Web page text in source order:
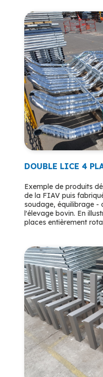
DOUBLE LICE 4
Exemple de produits
de la FIAV puis
soudage, équilibrage -
l'élevage bovin. En
places entièrement